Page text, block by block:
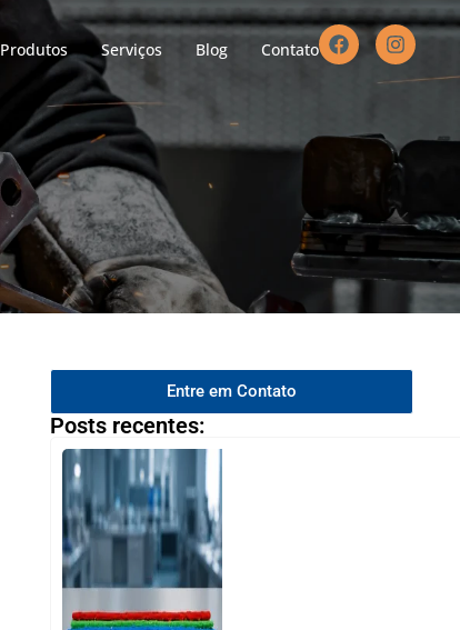
Produtos Serviços Blog Contato
Entre em Contato
Posts recentes: